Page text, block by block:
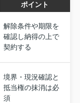
ポイント
解除条件や期限を
確認し納得の上で
契約する
境界・現況確認と
抵当権の抹消は必
須